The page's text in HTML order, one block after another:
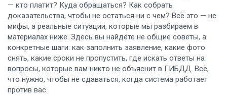
— кто платит? Куда обращаться? Как собрать
доказательства, чтобы не остаться ни с чем? Всё это — не
мифы, а реальные ситуации, которые мы разбираем в
материалах ниже. Здесь вы найдёте не общие советы, а
конкретные шаги: как заполнить заявление, какие фото
снять, какие сроки не пропустить, где искать ответы на
вопросы, которые вам никто не объяснит в ГИБДД. Всё,
что нужно, чтобы не сдаваться, когда система работает
против вас.